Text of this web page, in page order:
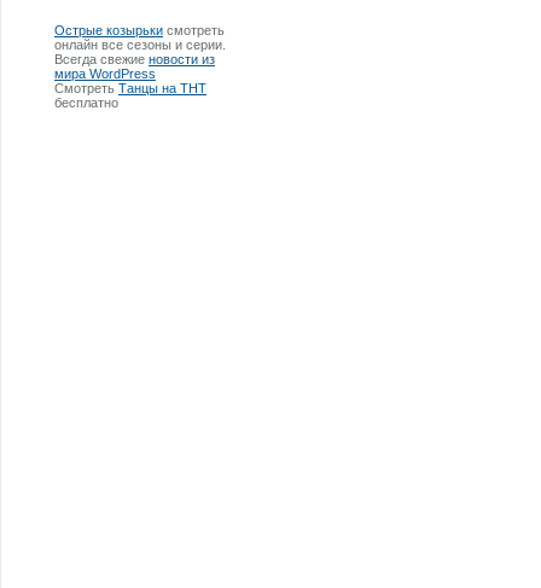
Острые козырьки смотреть
онлайн все сезоны и серии.
Всегда свежие новости из
мира WordPress
Смотреть Танцы на ТНТ
бесплатно